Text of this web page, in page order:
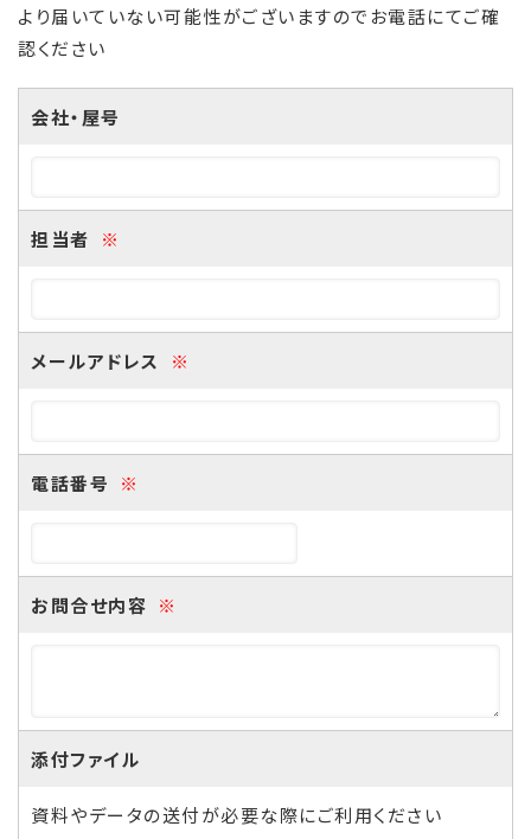
より届いていない可能性がございますのでお電話にてご確
認ください
会社・屋号
担当者 ※
メールアドレス ※
電話番号 ※
お問合せ内容 ※
添付ファイル
資料やデータの送付が必要な際にご利用ください